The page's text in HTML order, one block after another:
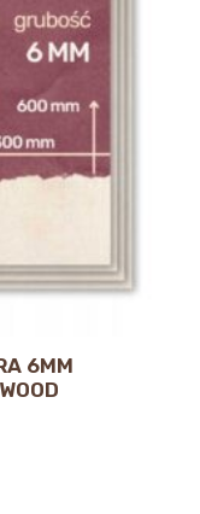
6MM